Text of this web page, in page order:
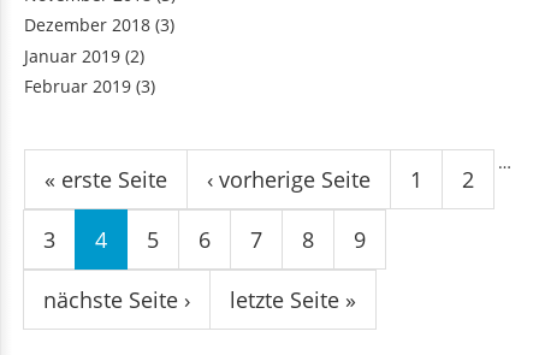
Dezember 2018 (3)
Januar 2019 (2)
Februar 2019 (3)
Seiten
« erste Seite ‹ vorherige Seite 1 2
3 4 5 6 7 8 9
…
nächste Seite › letzte Seite »